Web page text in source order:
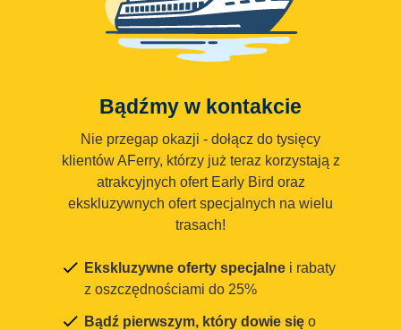
Bądźmy w kontakcie
Nie przegap okazji - dołącz do tysięcy
klientów AFerry, którzy już teraz korzystają z
atrakcyjnych ofert Early Bird oraz
ekskluzywnych ofert specjalnych na wielu
trasach!
Ekskluzywne oferty specjalne i rabaty
z oszczędnościami do 25%
Bądź pierwszym, który dowie się o